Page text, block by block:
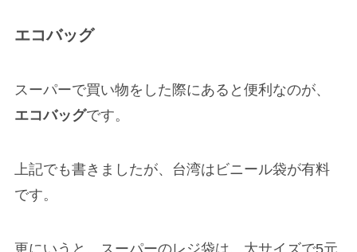
エコバッグ
スーパーで買い物をした際にあると便利なのが、
エコバッグです。
上記でも書きましたが、台湾はビニール袋が有料
です。
更にいうと、スーパーのレジ袋は、大サイズで5元